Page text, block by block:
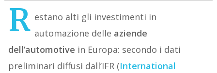
R estano alti gli investimenti in
automazione delle aziende
dell’automotive in Europa: secondo i dati
preliminari diffusi dall’IFR (International